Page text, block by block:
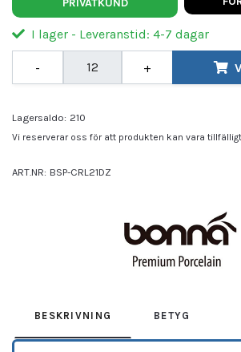
PRIVATKUND
I lager - Leveranstid: 4-7 dagar
- +
Lagersaldo: 210
Vi reserverar oss för att produkten kan vara
ART.NR: BSP-CRL21DZ
BESKRIVNING BETYG